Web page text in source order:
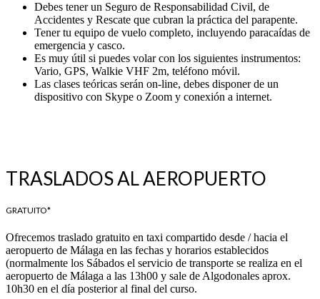
Debes tener un Seguro de Responsabilidad Civil, de
Accidentes y Rescate que cubran la práctica del parapente.
Tener tu equipo de vuelo completo, incluyendo paracaídas de
emergencia y casco.
Es muy útil si puedes volar con los siguientes instrumentos:
Vario, GPS, Walkie VHF 2m, teléfono móvil.
Las clases teóricas serán on-line, debes disponer de un
dispositivo con Skype o Zoom y conexión a internet.
TRASLADOS AL AEROPUERTO
GRATUITO*
Ofrecemos traslado gratuito en taxi compartido desde / hacia el
aeropuerto de Málaga en las fechas y horarios establecidos
(normalmente los Sábados el servicio de transporte se realiza en el
aeropuerto de Málaga a las 13h00 y sale de Algodonales aprox.
10h30 en el día posterior al final del curso.